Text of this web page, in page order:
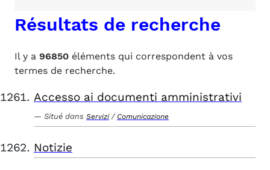
Résultats de recherche
Il y a 96850 éléments qui correspondent à vos
termes de recherche.
Accesso ai documenti amministrativi
Situé dans Servizi / Comunicazione
Notizie